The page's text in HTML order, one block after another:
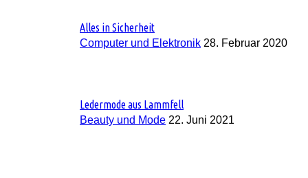
Alles in Sicherheit
Computer und Elektronik 28. Februar 2020
Ledermode aus Lammfell
Beauty und Mode 22. Juni 2021